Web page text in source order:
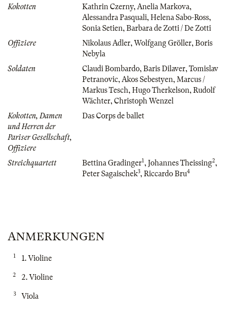
Kokotten Kathrin Czerny, Anelia Markova,
Alessandra Pasquali, Helena Sabo-Ross,
Sonia Setien, Barbara de Zotti / De Zotti
Offiziere
Nikolaus Adler, Wolfgang Gröller, Boris
Nebyla
Soldaten
Claudi Bombardo, Baris Dilaver, Tomislav
Petranovic, Akos Sebestyen, Marcus /
Markus Tesch, Hugo Therkelson, Rudolf
Wächter, Christoph Wenzel
Kokotten, Damen
und Herren der
Pariser Gesellschaft,
Offiziere
Das Corps de ballet
Streichquartett Bettina Gradinger1, Johannes Theissing2,
Peter Sagaischek3, Riccardo Bru4
ANMERKUNGEN
1 1. Violine
2 2. Violine
3 Viola